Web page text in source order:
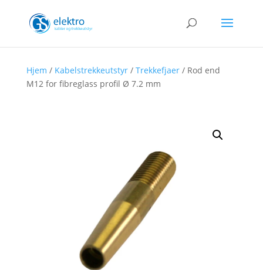
Hjem / Kabelstrekkeutstyr/ Trekkefjaer/ Rod end
M12 for fibreglass profil Ø 7.2 mm